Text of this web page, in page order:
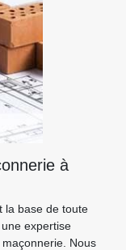
à
la base de toute
expertise
Nous